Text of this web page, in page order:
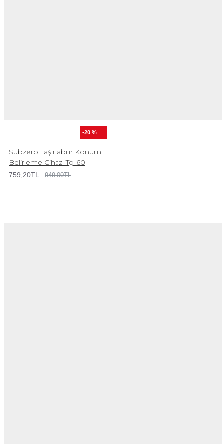
-20 %
Subzero Taşınabilir Konum
Belirleme Cihazı Tg-60
759,20TL 949,00TL